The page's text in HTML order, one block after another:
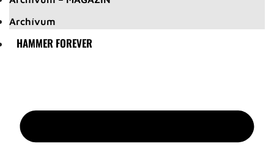
Archívum
HAMMER FOREVER